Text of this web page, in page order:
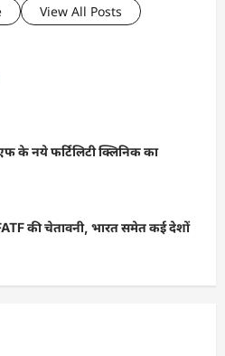
View All Posts
के नये फर्टिलिटी क्लिनिक का
की चेतावनी, भारत समेत कई देशों